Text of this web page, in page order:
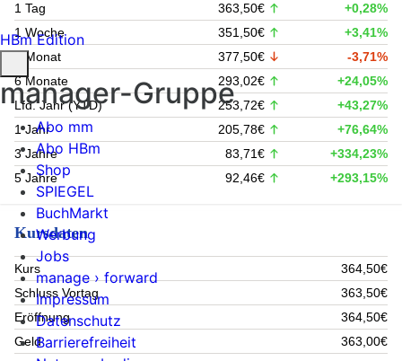
1 Tag
363,50€
+0,28%
1 Woche
351,50€
+3,41%
1 Monat
377,50€
-3,71%
6 Monate
293,02€
+24,05%
Lfd. Jahr (YTD)
253,72€
+43,27%
1 Jahr
205,78€
+76,64%
3 Jahre
83,71€
+334,23%
5 Jahre
92,46€ +293,15%
Kursdaten
Kurs
364,50€
Schluss Vortag
363,50€
Eröffnung
364,50€
Geld
363,00€
HBm Edition
manager-Gruppe
Abo mm
Abo HBm
Shop
SPIEGEL
BuchMarkt
Werbung
Jobs
manage › forward
Impressum
Datenschutz
Barrierefreiheit